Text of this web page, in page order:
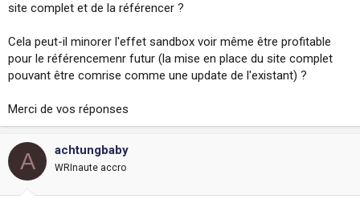
site complet et de la référencer ?
Cela peut-il minorer l'effet sandbox voir même être profitable
pour le référencemenr futur (la mise en place du site complet
pouvant être comrise comme une update de l'existant) ?
Merci de vos réponses
A achtungbaby
WRInaute accro